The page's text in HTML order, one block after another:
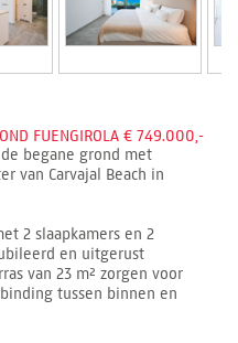
FUENGIROLA € 749.000,-
begane grond met
van Carvajal Beach in
2 slaapkamers en 2
en uitgerust
van 23 m² zorgen voor
tussen binnen en